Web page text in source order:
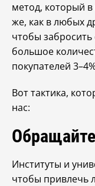
метод, который
же, как в любых
чтобы
большое
покупателей
Вот тактика,
нас:
Институты и
чтобы привлечь